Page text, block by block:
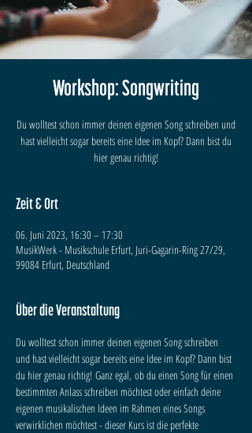
Workshop: Songwriting
Du wolltest schon immer deinen eigenen Song schreiben und
hast vielleicht sogar bereits eine Idee im Kopf? Dann bist du
hier genau richtig!
Zeit & Ort
06. Juni 2023, 16:30 – 17:30
MusikWerk - Musikschule Erfurt, Juri-Gagarin-Ring 27/29,
99084 Erfurt, Deutschland
Über die Veranstaltung
Du wolltest schon immer deinen eigenen Song schreiben
und hast vielleicht sogar bereits eine Idee im Kopf? Dann bist
du hier genau richtig! Ganz egal, ob du einen Song für einen
bestimmten Anlass schreiben möchtest oder einfach deine
eigenen musikalischen Ideen im Rahmen eines Songs
verwirklichen möchtest - dieser Kurs ist die perfekte